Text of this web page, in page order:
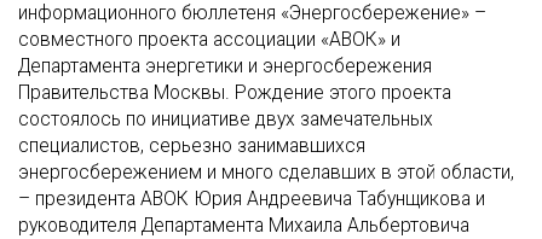
информационного бюллетеня «Энергосбережение» –
совместного проекта ассоциации «АВОК» и
Департамента энергетики и энергосбережения
Правительства Москвы. Рождение этого проекта
состоялось по инициативе двух замечательных
специалистов, серьезно занимавшихся
энергосбережением и много сделавших в этой области,
– президента АВОК Юрия Андреевича Табунщикова и
руководителя Департамента Михаила Альбертовича